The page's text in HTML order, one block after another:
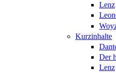
Lenz
Kurzinhalte
Der
Lenz